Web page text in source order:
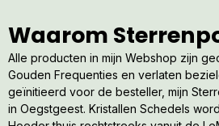
Waarom
Alle producten in mijn Webshop zijn
Gouden Frequenties en verlaten
geïnitieerd voor de besteller, mijn
in Oegstgeest. Kristallen Schedels